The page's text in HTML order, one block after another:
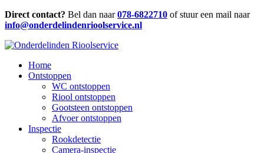
Direct contact? Bel dan naar078-6822710 of stuur een mail naar
info@onderdelindenrioolservice.nl
Home
Ontstoppen
WC ontstoppen
Riool ontstoppen
Gootsteen ontstoppen
Afvoer ontstoppen
Inspectie
Rookdetectie
Camera-inspectie